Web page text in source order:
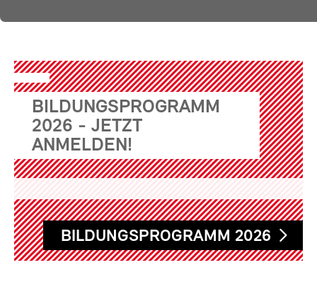
BILDUNGSPROGRAMM
2026 - JETZT
ANMELDEN!
BILDUNGSPROGRAMM 2026